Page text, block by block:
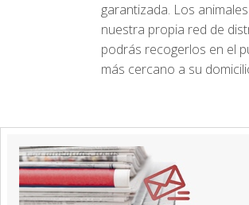
garantizada. Los
nuestra propia red de
podrás recogerlos en el
más cercano a su